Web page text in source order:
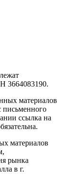
3664083190.
материалов
письменного
ссылка на
материалов
рынка
в г.